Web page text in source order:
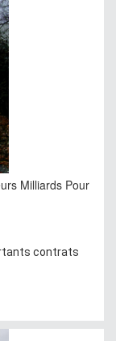
Milliards Pour
contrats